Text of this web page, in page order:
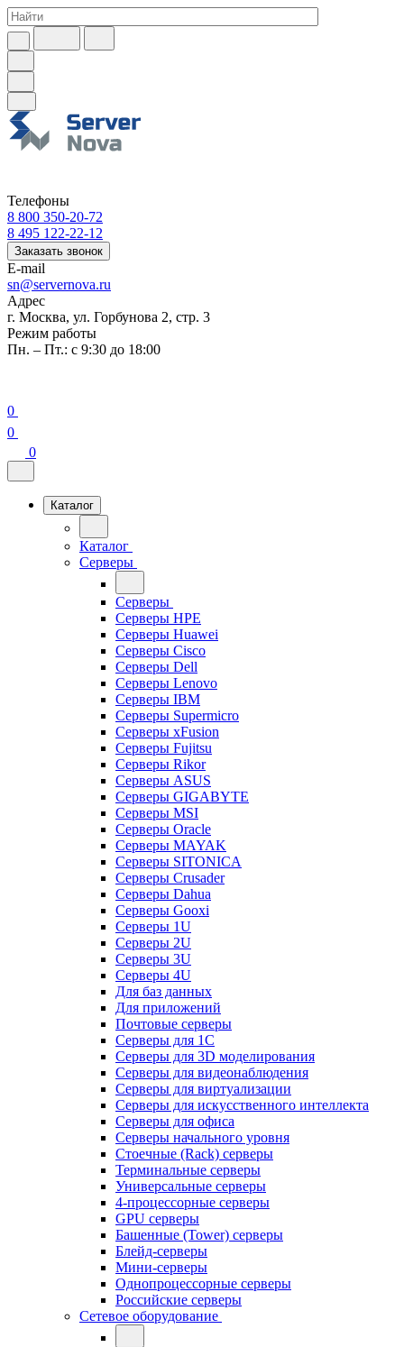
Телефоны
8 800 350-20-72
8 495 122-22-12
Заказать звонок
E-mail
sn@servernova.ru
Адрес
г. Москва, ул. Горбунова 2, стр. 3
Режим работы
Пн. – Пт.: с 9:30 до 18:00
0
0
0
Каталог
Каталог
Серверы
Серверы
Серверы HPE
Серверы Huawei
Серверы Cisco
Серверы Dell
Серверы Lenovo
Серверы IBM
Серверы Supermicro
Серверы xFusion
Серверы Fujitsu
Серверы Rikor
Серверы ASUS
Серверы GIGABYTE
Серверы MSI
Серверы Oracle
Серверы MAYAK
Серверы SITONICA
Серверы Crusader
Серверы Dahua
Серверы Gooxi
Серверы 1U
Серверы 2U
Серверы 3U
Серверы 4U
Для баз данных
Для приложений
Почтовые серверы
Серверы для 1С
Серверы для 3D моделирования
Серверы для видеонаблюдения
Серверы для виртуализации
Серверы для искусственного интеллекта
Серверы для офиса
Серверы начального уровня
Стоечные (Rack) серверы
Терминальные серверы
Универсальные серверы
4-процессорные серверы
GPU серверы
Башенные (Tower) серверы
Блейд-серверы
Мини-серверы
Однопроцессорные серверы
Российские серверы
Сетевое оборудование